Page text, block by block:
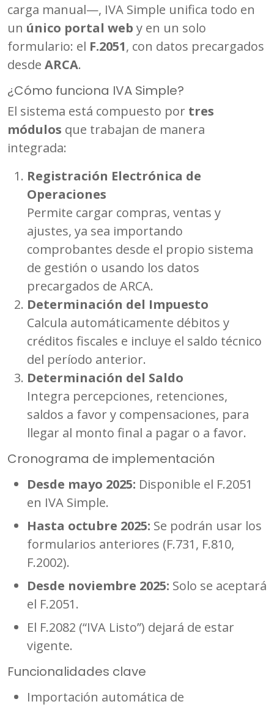
carga manual—, IVA Simple unifica todo en
un único portal web y en un solo
formulario: el F.2051, con datos precargados
desde ARCA.
¿Cómo funciona IVA Simple?
El sistema está compuesto por tres
módulos que trabajan de manera
integrada:
Registración Electrónica de
Operaciones
Permite cargar compras, ventas y
ajustes, ya sea importando
comprobantes desde el propio sistema
de gestión o usando los datos
precargados de ARCA.
Determinación del Impuesto
Calcula automáticamente débitos y
créditos fiscales e incluye el saldo técnico
del período anterior.
Determinación del Saldo
Integra percepciones, retenciones,
saldos a favor y compensaciones, para
llegar al monto final a pagar o a favor.
Cronograma de implementación
Desde mayo 2025: Disponible el F.2051
en IVA Simple.
Hasta octubre 2025: Se podrán usar los
formularios anteriores (F.731, F.810,
F.2002).
Desde noviembre 2025: Solo se aceptará
el F.2051.
El F.2082 (“IVA Listo”) dejará de estar
vigente.
Funcionalidades clave
Importación automática de